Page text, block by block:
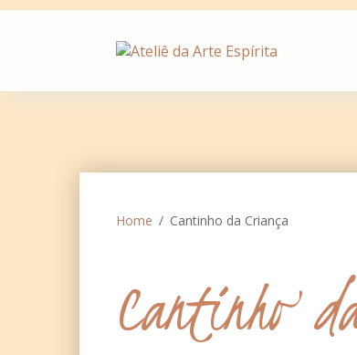
Skip
Home Cantinho da Criança
Cantinho